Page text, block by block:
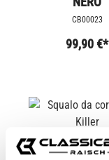
CB00023
99,90 €*